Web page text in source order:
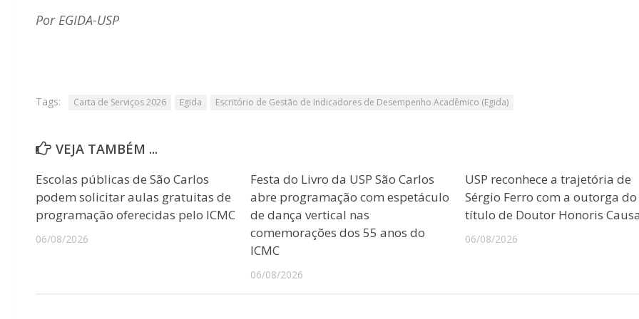
Por EGIDA-USP
Tags: Carta de Serviços 2026 Egida Escritório de Gestão de Indicadores de Desempenho Acadêmico (Egida)
VEJA TAMBÉM ...
Escolas públicas de São Carlos
podem solicitar aulas gratuitas de
programação oferecidas pelo ICMC
06/08/2026
Festa do Livro da USP São Carlos
abre programação com espetáculo
de dança vertical nas
comemorações dos 55 anos do
ICMC
06/08/2026
USP reconhece a trajetória de
Sérgio Ferro com a outorga do
título de Doutor Honoris
06/08/2026